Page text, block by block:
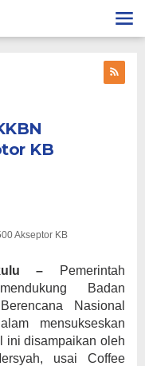
KB
Akseptor KB
– Pemerintah
Badan
Nasional
mensukseskan
ini disampaikan oleh
usai Coffee